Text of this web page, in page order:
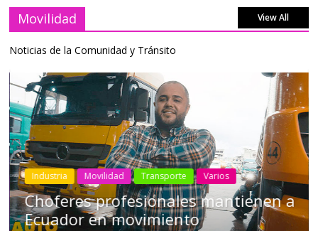
Movilidad View All
Noticias de la Comunidad y Tránsito
Industria Movilidad Transporte Varios
Choferes profesionales mantienen a
Ecuador en movimiento